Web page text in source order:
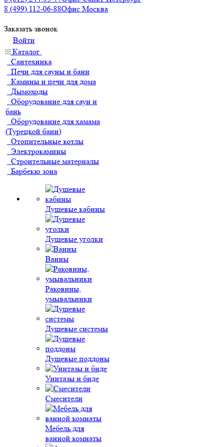
8 (499) 112-06-88Офис Москва
Заказать звонок
Войти
Каталог
Сантехника
Печи для сауны и бани
Камины и печи для дома
Дымоходы
Оборудование для саун и
бань
Оборудование для хамама
(Турецкой бани)
Отопительные котлы
Электрокамины
Строительные материалы
Барбекю зона
Душевые кабины
Душевые уголки
Ванны
Раковины,
умывальники
Душевые системы
Душевые поддоны
Унитазы и биде
Смесители
Мебель для
ванной комнаты